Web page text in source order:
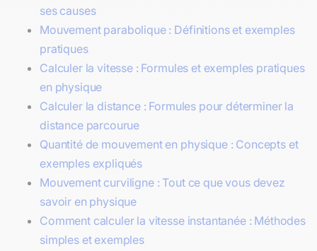
ses causes
Mouvement parabolique : Définitions et exemples
pratiques
Calculer la vitesse : Formules et exemples pratiques
en physique
Calculer la distance : Formules pour déterminer la
distance parcourue
Quantité de mouvement en physique : Concepts et
exemples expliqués
Mouvement curviligne : Tout ce que vous devez
savoir en physique
Comment calculer la vitesse instantanée : Méthodes
simples et exemples